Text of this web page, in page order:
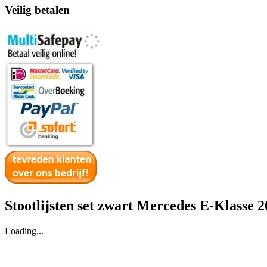
Veilig betalen
Stootlijsten set zwart Mercedes E-Klasse
Loading...